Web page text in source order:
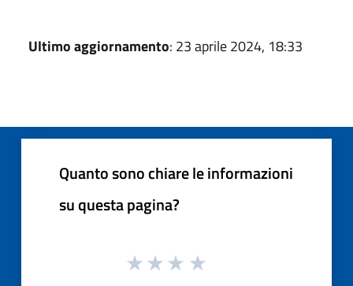
Ultimo aggiornamento: 23 aprile 2024, 18:33
Quanto sono chiare le informazioni
su questa pagina?